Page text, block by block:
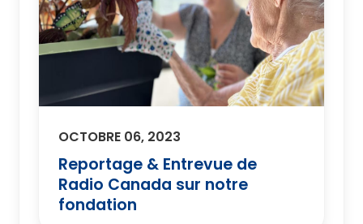
OCTOBRE 06, 2023
Reportage & Entrevue de
Radio Canada sur notre
fondation